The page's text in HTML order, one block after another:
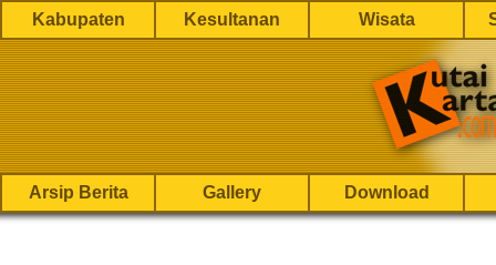
Kabupaten Kesultanan Wisata
Arsip Berita Gallery Download